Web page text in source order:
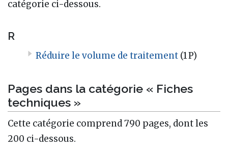
catégorie ci-dessous.
R
Réduire le volume de traitement (1 P)
Pages dans la catégorie « Fiches
techniques »
Cette catégorie comprend 790 pages, dont les
200 ci-dessous.